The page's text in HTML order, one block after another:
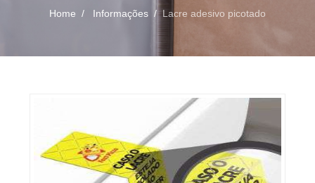
Home Informações Lacre adesivo picotado